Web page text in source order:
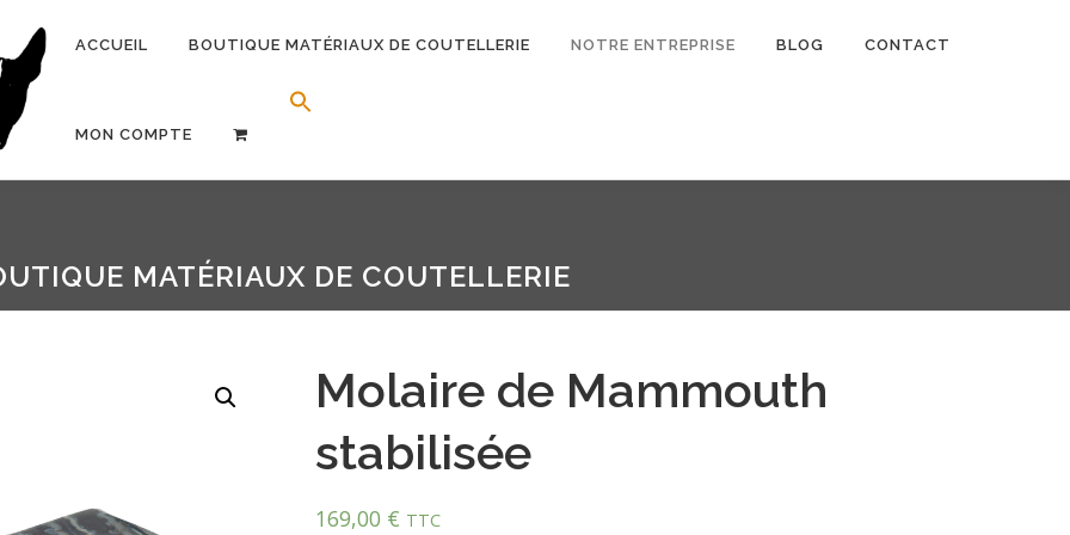
ACCUEIL BOUTIQUE MATÉRIAUX DE COUTELLERIE NOTRE ENTREPRISE BLOG CONTACT
MON COMPTE
MATÉRIAUX DE COUTELLERIE
Molaire de Mammouth
stabilisée
169,00 € TTC